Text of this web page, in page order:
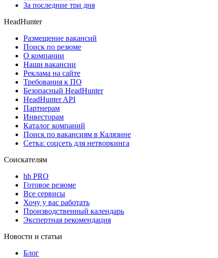
За последние три дня
HeadHunter
Размещение вакансий
Поиск по резюме
О компании
Наши вакансии
Реклама на сайте
Требования к ПО
Безопасный HeadHunter
HeadHunter API
Партнерам
Инвесторам
Каталог компаний
Поиск по вакансиям в Калязине
Сетка: соцсеть для нетворкинга
Соискателям
hh PRO
Готовое резюме
Все сервисы
Хочу у вас работать
Производственный календарь
Экспертная рекомендация
Новости и статьи
Блог